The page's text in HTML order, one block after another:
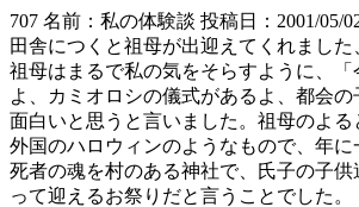
707 名前：私の体験談 投稿日：2001/05/
田舎につくと祖母が出迎えてくれました
祖母はまるで私の気をそらすように、
よ、カミオロシの儀式があるよ、都会の
面白いと思うと言いました。祖母のよ
外国のハロウィンのようなもので、年に
死者の魂を村のある神社で、氏子の子供
って迎えるお祭りだと言うことでした。